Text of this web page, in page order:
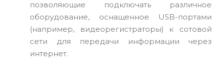
позволяющие подключать различное
оборудование, оснащенное USB-портами
(например, видеорегистраторы) к сотовой
сети для передачи информации через
интернет.